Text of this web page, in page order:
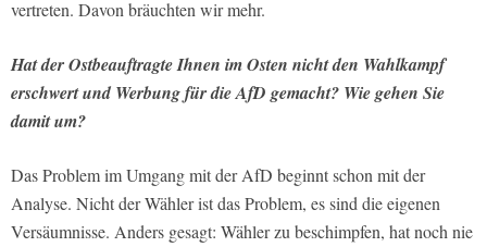
vertreten. Davon bräuchten wir mehr.
Hat der Ostbeauftragte Ihnen im Osten nicht den Wahlkampf
erschwert und Werbung für die AfD gemacht? Wie gehen Sie
damit um?
Das Problem im Umgang mit der AfD beginnt schon mit der
Analyse. Nicht der Wähler ist das Problem, es sind die eigenen
Versäumnisse. Anders gesagt: Wähler zu beschimpfen, hat noch nie